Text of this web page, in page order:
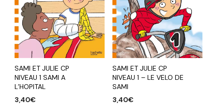
SAMI ET JULIE CP
NIVEAU 1 SAMI A
L’HOPITAL
3,40€
SAMI ET JULIE CP
NIVEAU 1 – LE VELO DE
SAMI
3,40€